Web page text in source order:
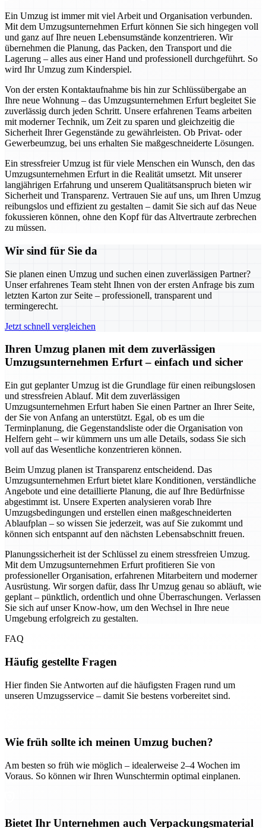
Ein Umzug ist immer mit viel Arbeit und Organisation verbunden.
Mit dem Umzugsunternehmen Erfurt können Sie sich hingegen voll
und ganz auf Ihre neuen Lebensumstände konzentrieren. Wir
übernehmen die Planung, das Packen, den Transport und die
Lagerung – alles aus einer Hand und professionell durchgeführt. So
wird Ihr Umzug zum Kinderspiel.
Von der ersten Kontaktaufnahme bis hin zur Schlüssübergabe an
Ihre neue Wohnung – das Umzugsunternehmen Erfurt begleitet Sie
zuverlässig durch jeden Schritt. Unsere erfahrenen Teams arbeiten
mit moderner Technik, um Zeit zu sparen und gleichzeitig die
Sicherheit Ihrer Gegenstände zu gewährleisten. Ob Privat- oder
Gewerbeumzug, bei uns erhalten Sie maßgeschneiderte Lösungen.
Ein stressfreier Umzug ist für viele Menschen ein Wunsch, den das
Umzugsunternehmen Erfurt in die Realität umsetzt. Mit unserer
langjährigen Erfahrung und unserem Qualitätsanspruch bieten wir
Sicherheit und Transparenz. Vertrauen Sie auf uns, um Ihren Umzug
reibungslos und effizient zu gestalten – damit Sie sich auf das Neue
fokussieren können, ohne den Kopf für das Altvertraute zerbrechen
zu müssen.
Wir sind für Sie da
Sie planen einen Umzug und suchen einen zuverlässigen Partner?
Unser erfahrenes Team steht Ihnen von der ersten Anfrage bis zum
letzten Karton zur Seite – professionell, transparent und
termingerecht.
Jetzt schnell vergleichen
Ihren Umzug planen mit dem zuverlässigen
Umzugsunternehmen Erfurt – einfach und sicher
Ein gut geplanter Umzug ist die Grundlage für einen reibungslosen
und stressfreien Ablauf. Mit dem zuverlässigen
Umzugsunternehmen Erfurt haben Sie einen Partner an Ihrer Seite,
der Sie von Anfang an unterstützt. Egal, ob es um die
Terminplanung, die Gegenstandsliste oder die Organisation von
Helfern geht – wir kümmern uns um alle Details, sodass Sie sich
voll auf das Wesentliche konzentrieren können.
Beim Umzug planen ist Transparenz entscheidend. Das
Umzugsunternehmen Erfurt bietet klare Konditionen, verständliche
Angebote und eine detaillierte Planung, die auf Ihre Bedürfnisse
abgestimmt ist. Unsere Experten analysieren vorab Ihre
Umzugsbedingungen und erstellen einen maßgeschneiderten
Ablaufplan – so wissen Sie jederzeit, was auf Sie zukommt und
können sich entspannt auf den nächsten Lebensabschnitt freuen.
Planungssicherheit ist der Schlüssel zu einem stressfreien Umzug.
Mit dem Umzugsunternehmen Erfurt profitieren Sie von
professioneller Organisation, erfahrenen Mitarbeitern und moderner
Ausrüstung. Wir sorgen dafür, dass Ihr Umzug genau so abläuft, wie
geplant – pünktlich, ordentlich und ohne Überraschungen. Verlassen
Sie sich auf unser Know-how, um den Wechsel in Ihre neue
Umgebung erfolgreich zu gestalten.
FAQ
Häufig gestellte Fragen
Hier finden Sie Antworten auf die häufigsten Fragen rund um
unseren Umzugsservice – damit Sie bestens vorbereitet sind.
Wie früh sollte ich meinen Umzug buchen?
Am besten so früh wie möglich – idealerweise 2–4 Wochen im
Voraus. So können wir Ihren Wunschtermin optimal einplanen.
Bietet Ihr Unternehmen auch Verpackungsmaterial